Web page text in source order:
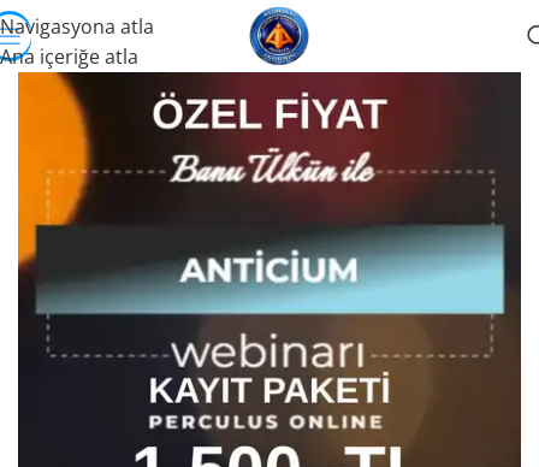
Navigasyona atla
Ana içeriğe atla